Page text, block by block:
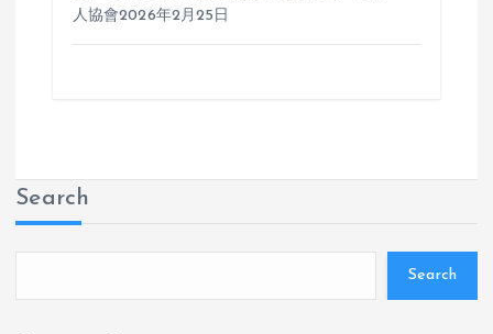
人協會2026年2月25日
Search
Search